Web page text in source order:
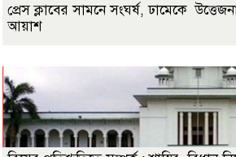
প্রেস ক্লাবের সামনে সংঘর্ষ, ঢামেকে
আয়াশ